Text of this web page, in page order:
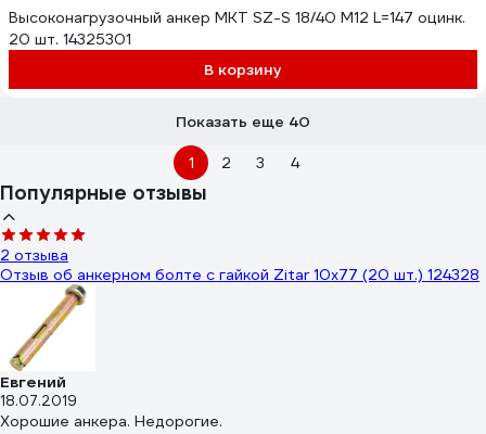
Высоконагрузочный анкер MKT SZ-S 18/40 М12 L=147 оцинк.
20 шт. 14325301
В корзину
Показать еще 40
1 2 3 4
Популярные отзывы
2 отзыва
Отзыв об анкерном болте с гайкой Zitar 10х77 (20 шт.) 124328
Евгений
18.07.2019
Хорошие анкера. Недорогие.